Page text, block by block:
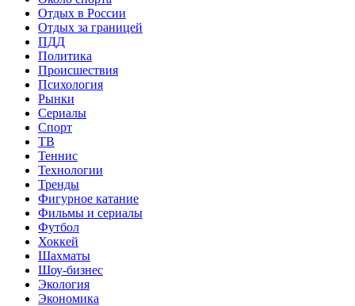
Отдых в России
Отдых за границей
ПДД
Политика
Происшествия
Психология
Рынки
Сериалы
Спорт
ТВ
Теннис
Технологии
Тренды
Фигурное катание
Фильмы и сериалы
Футбол
Хоккей
Шахматы
Шоу-бизнес
Экология
Экономика